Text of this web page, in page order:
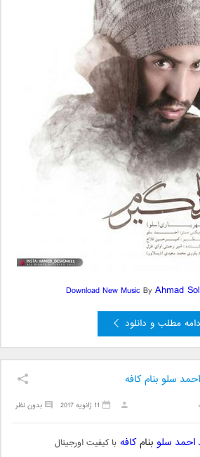
Download New MusicByAhmad
مطلب و دانلود
سلو بنام کافه
بدون نظر 11 ژانویه 2017
احمد سلوبنامکافه با کیفیت اورجینال